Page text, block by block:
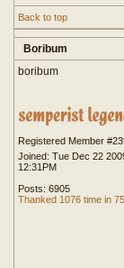
Back to top
Boribum
boribum
Registered Member
Joined: Tue Dec 22
12:31PM
Posts: 6905
Thanked 1076 time in